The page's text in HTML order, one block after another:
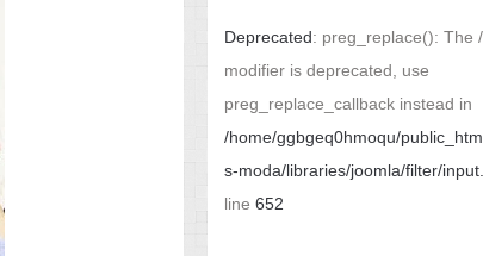
Deprecated: preg_replace(): The
modifier is deprecated, use
preg_replace_callback instead in
/home/ggbgeq0hmoqu/
s-moda/libraries/joomla/filter/
line 652